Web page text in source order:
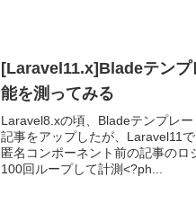
[Laravel11.x]Bladeテンプ
能を測ってみる
Laravel8.xの頃、Bladeテンプレ
記事をアップしたが、Laravel11
匿名コンポーネント前の記事の
100回ループして計測<?ph...